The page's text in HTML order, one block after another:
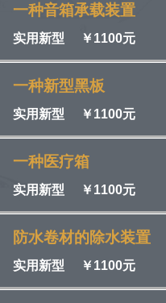
一种音箱承载装置
实用新型 ￥1100元
一种新型黑板
实用新型 ￥1100元
一种医疗箱
实用新型 ￥1100元
防水卷材的除水装置
实用新型 ￥1100元